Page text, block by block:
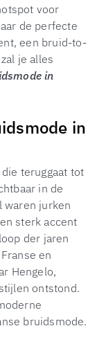
voor
de perfecte
een bruid-to-
je alles
in
in
teruggaat tot
in de
waren jurken
sterk accent
der jaren
en
Hengelo,
ontstond.
bruidsmode.